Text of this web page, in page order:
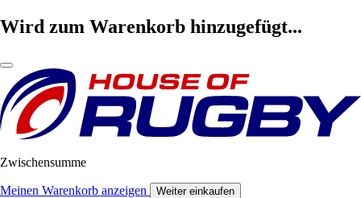
Wird zum Warenkorb hinzugefügt...
Zwischensumme
Meinen Warenkorb anzeigen Weiter einkaufen